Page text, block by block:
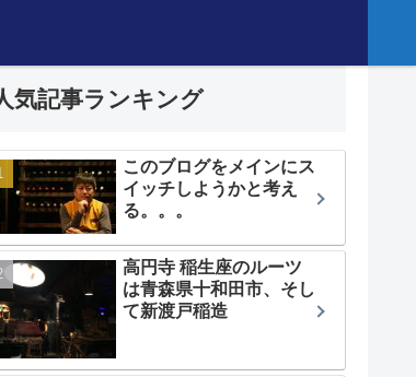
気記事ランキング
このブログをメインにス
イッチしようかと考え
る。。。
高円寺 稲生座のルーツ
は青森県十和田市、そし
て新渡戸稲造